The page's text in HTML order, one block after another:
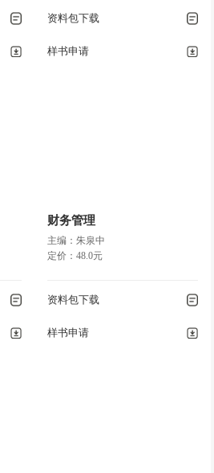
资料包下载
样书申请
财务管理
主编：朱泉中
定价：48.0元
资料包下载
样书申请